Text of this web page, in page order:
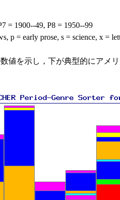
= 1900--49, P8 = 1950--99
p = early prose, s = science, x =
を示し，下が典型的にアメ